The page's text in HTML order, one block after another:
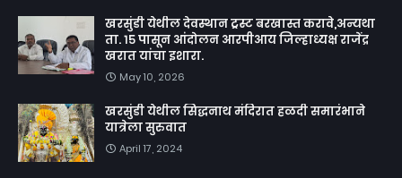
खरसुंडी येथील देवस्थान ट्रस्ट बरखास्त करावे,अन्यथा
ता. १५ पासून आंदोलन आरपीआय जिल्हाध्यक्ष राजेंद्र
खरात यांचा इशारा.
May 10, 2026
खरसुंडी येथील सिद्धनाथ मंदिरात हळदी समारंभाने
यात्रेला सुरुवात
April 17, 2024